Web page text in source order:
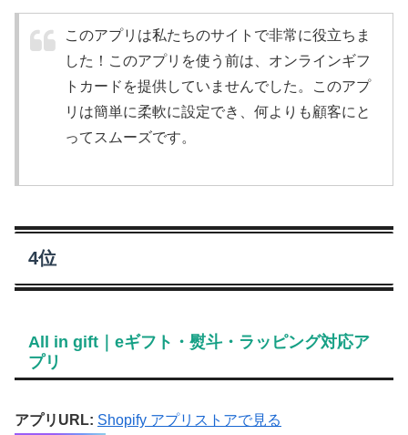
このアプリは私たちのサイトで非常に役立ちま
した！このアプリを使う前は、オンラインギフ
トカードを提供していませんでした。このアプ
リは簡単に柔軟に設定でき、何よりも顧客にと
ってスムーズです。
4位
All in gift｜eギフト・熨斗・ラッピング対応ア
プリ
アプリURL: Shopify アプリストアで見る